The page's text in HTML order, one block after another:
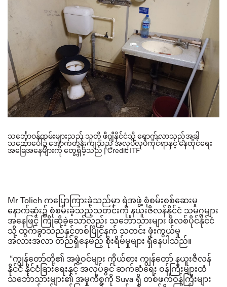
သင်္ဘောဝန်ထမ်းများသည် သူတို့ ဖီဂျီနိုင်ငံသို့ ရောက်လာသည့်အခါ
သင်္ဘောပေါ်၌ အောက်တန်းကျသည့် အလုပ်လုပ်ကိုင်ရာနှင့် နေထိုင်ရေး
အခြေအနေများကို တွေ့ရှိခဲ့သည် | Credit: ITF
Mr Tolich ကပြောကြားခဲ့သည်မှာ ရဲအဖွဲ့ စုံစမ်းစစ်ဆေးမှု
နောက်ဆုံး၌ စုံစမ်းခဲ့သည့်သတင်းကို နယူးဇီလန်နိုင်ငံ သမဂ္ဂများ
အနေဖြင့် ကြိုဆိုခဲ့သော်လည်း သင်္ဘောသားများ ဖိလစ်ပိုင်နိုင်ငံ
သို့ ထွက်ခွာသည်နှင့်တစ်ပြိုင်နက် သတင်း ဖုံးကွယ်မှု
အလားအလာ တည်ရှိနေမည့် စိုးရိမ်မှုများ ရှိနေပါသည်။
“ကျွန်တော်တို့၏ အဖွဲ့ဝင်များ ကိုယ်စား ကျွန်တော် နယူးဇီလန်
နိုင်ငံ နိုင်ငံခြားရေးနှင့် အလုပ်ခွင် ဆက်ဆံရေး ဝန်ကြီးများထံ
သင်္ဘောသားများ၏ အမှုကိစ္စကို Suva ရှိ တစ်ဖက်ဝန်ကြီးများ